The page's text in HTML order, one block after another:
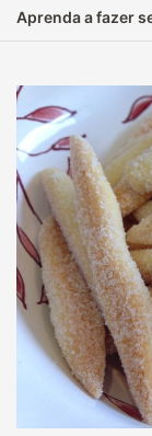
Aprenda a fazer